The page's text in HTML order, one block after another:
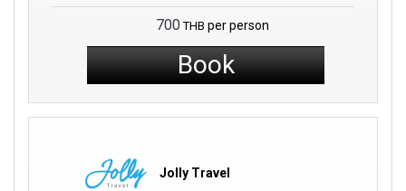
す。短い国内フライトでも海外からの到着でも、空港の施設は
すべてのニーズを満たします。両替からレンタカーまで、すべ
てがスムーズに利用できるようになっています。タイ国際航空
やエアアジアなどの航空会社がサービスを提供しており、選択
肢が豊富です。クラビ国際空港は、アオナンやランタ島など、
クラビとその周辺の美しさや冒険を発見するための第一歩で
700 THB per person
Book
Jolly Travel